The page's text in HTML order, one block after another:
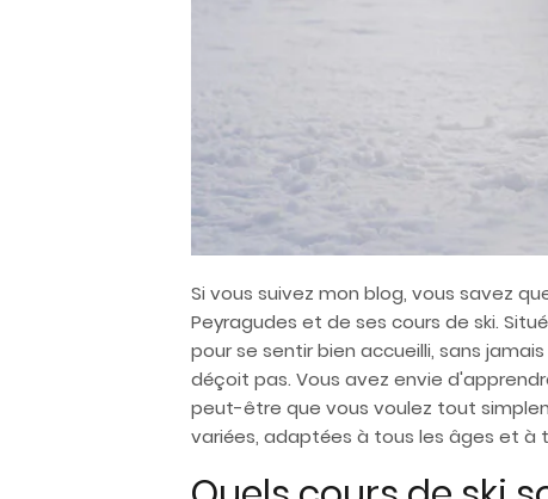
Si vous suivez mon blog, vous savez
Peyragudes et de ses cours de ski.
pour se sentir bien accueilli, sans
déçoit pas. Vous avez envie
peut-être que vous voulez tout
variées, adaptées à tous les âges et à